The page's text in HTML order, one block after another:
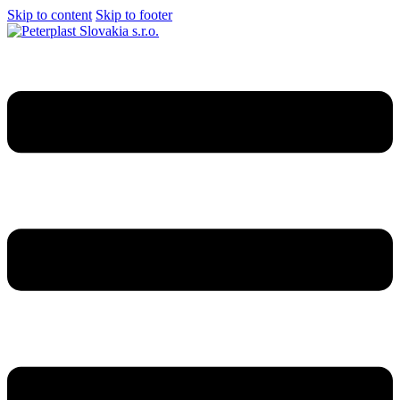
Skip to content Skip to footer